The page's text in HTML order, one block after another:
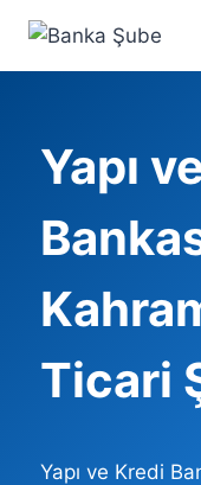
Skip
content
Yapı
Ticari
Yapı ve Kredi